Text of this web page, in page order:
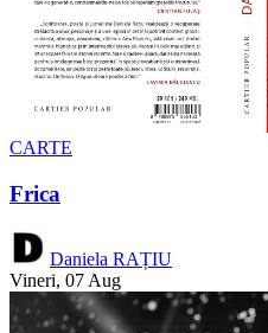
CARTE
Frica
Daniela RAȚIU
Vineri, 07 Aug